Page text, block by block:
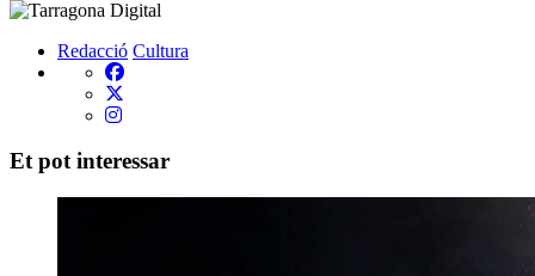
Redacció Cultura
Et pot interessar